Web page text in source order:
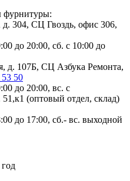
фурнитуры:
д. 304, СЦ Гвоздь, офис 306,
до 20:00, сб. с 10:00 до
д. 107Б, СЦ Азбука Ремонта,
50
до 20:00, вс. с
(оптовый отдел, склад)
до 17:00, сб.- вс. выходной